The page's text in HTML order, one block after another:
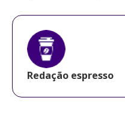
Redação espresso